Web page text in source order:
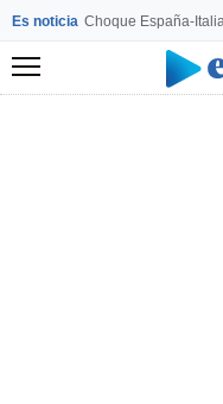
Es noticia Choque España-
Menú